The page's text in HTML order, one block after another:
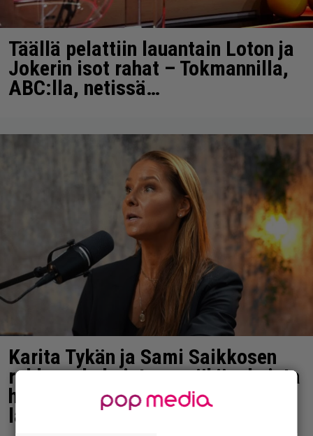
Täällä pelattiin lauantain Loton ja
Jokerin isot rahat – Tokmannilla,
ABC:lla, netissä…
Karita Tykän ja Sami Saikkosen
rakkaus kukoistaa – vähäpukeista
hempeilyä ja leveitä virnistyksiä
laiturilla